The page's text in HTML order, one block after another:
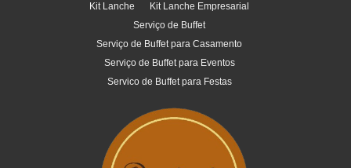
Kit Lanche
Kit Lanche Empresarial
Serviço de Buffet
Serviço de Buffet para Casamento
Serviço de Buffet para Eventos
Servico de Buffet para Festas